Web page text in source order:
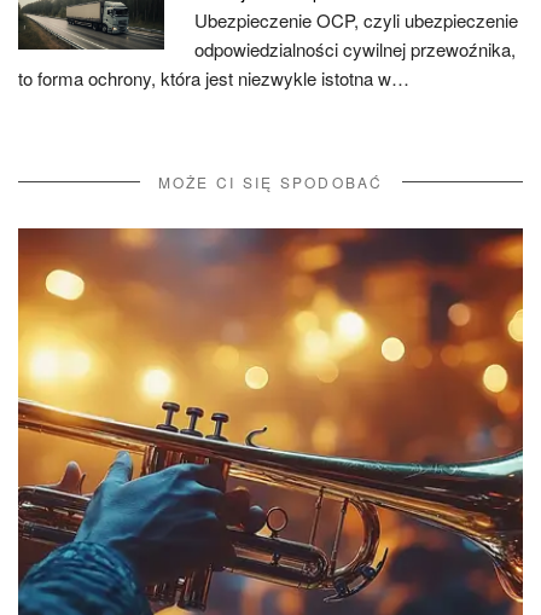
Ubezpieczenie OCP, czyli ubezpieczenie
odpowiedzialności cywilnej przewoźnika,
to forma ochrony, która jest niezwykle istotna w…
MOŻE CI SIĘ SPODOBAĆ